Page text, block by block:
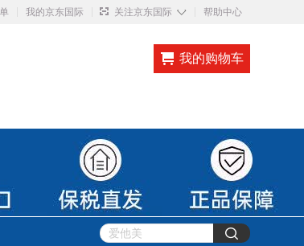
我的京东国际 关注京东国际 ◇ 帮助中心
我的购物车